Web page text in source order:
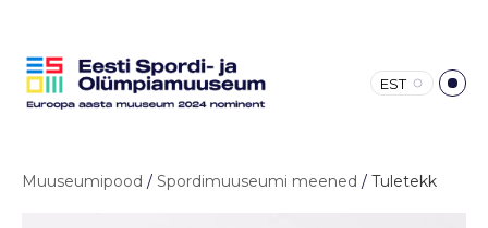
EST
Muuseumipood / Spordimuuseumi meened / Tuletekk